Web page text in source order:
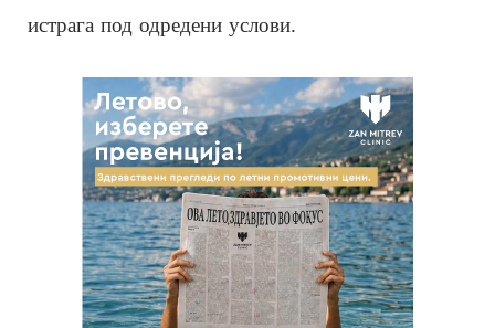
истрага под одредени услови.